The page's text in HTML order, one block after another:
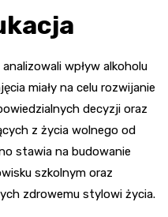
wpływ alkoholu
miały na celu rozwijanie
decyzji oraz
z życia wolnego od
stawia na budowanie
szkolnym oraz
zdrowemu stylowi życia.